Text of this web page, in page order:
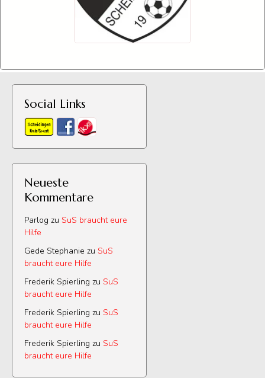
Social Links
Neueste
Kommentare
Parlog zu SuS braucht eure
Hilfe
Gede Stephanie zu SuS
braucht eure Hilfe
Frederik Spierling zu SuS
braucht eure Hilfe
Frederik Spierling zu SuS
braucht eure Hilfe
Frederik Spierling zu SuS
braucht eure Hilfe